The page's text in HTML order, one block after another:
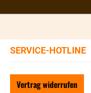
SERVICE-HOTLINE
Vertrag widerrufen